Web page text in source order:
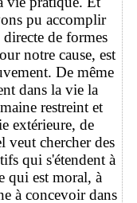
pu accomplir
de formes
notre cause, est
De même
dans la vie la
restreint et
extérieure, de
veut chercher des
qui s'étendent à
qui est moral, à
à concevoir dans